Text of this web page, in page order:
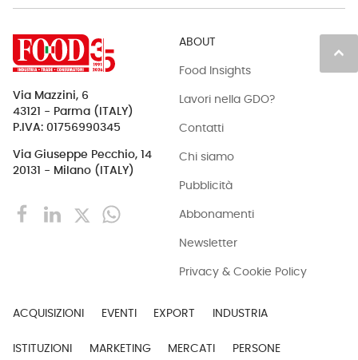
keyboard_arrow_up
Via Mazzini, 6
43121 - Parma (ITALY)
P.IVA: 01756990345
Via Giuseppe Pecchio, 14
20131 - Milano (ITALY)
ABOUT
Food Insights
Lavori nella GDO?
Contatti
Chi siamo
Pubblicità
Abbonamenti
Newsletter
Privacy & Cookie Policy
ACQUISIZIONI EVENTI EXPORT INDUSTRIA
ISTITUZIONI MARKETING MERCATI PERSONE